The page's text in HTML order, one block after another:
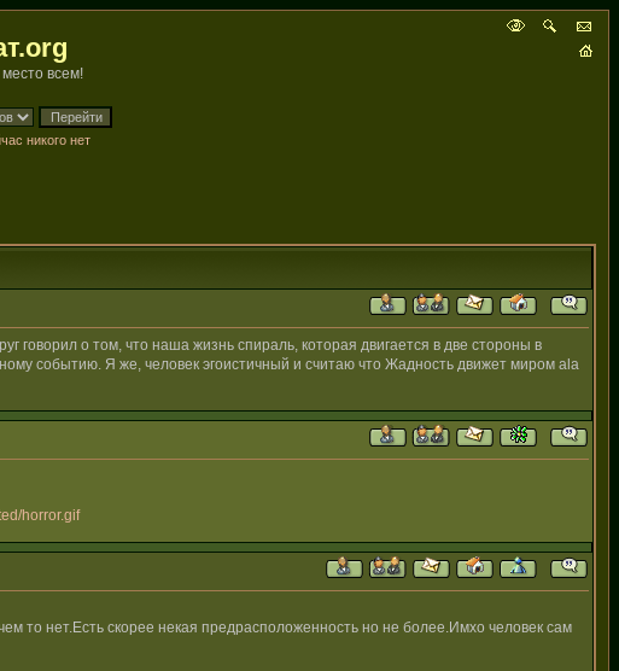
всем!
никого нет
говорил о том, что наша жизнь спираль, которая двигается в две стороны в
событию. Я же, человек эгоистичный и считаю что Жадность движет миром ala
horror.gif
то нет.Есть скорее некая предрасположенность но не более.Имхо человек сам